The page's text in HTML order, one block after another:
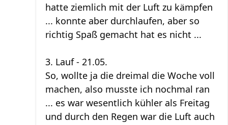
hatte ziemlich mit der Luft zu kämpfen
... konnte aber durchlaufen, aber so
richtig Spaß gemacht hat es nicht ...
3. Lauf - 21.05.
So, wollte ja die dreimal die Woche voll
machen, also musste ich nochmal ran
... es war wesentlich kühler als Freitag
und durch den Regen war die Luft auch